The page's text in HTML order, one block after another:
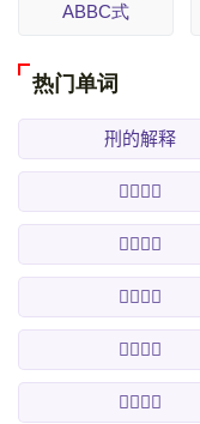
ABBC式
热门单词
𠛬的解释
𠛮的解释
𠛰的解释
𠛲的解释
𠛴的解释
𠛶的解释